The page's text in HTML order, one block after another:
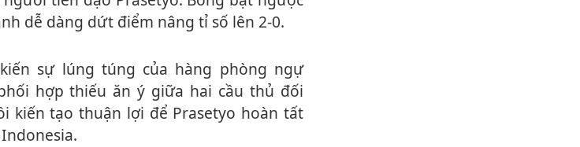
dễ dàng dứt điểm nâng tỉ số lên 2-0.
hợp thiếu ăn ý giữa hai cầu thủ đối
kiến tạo thuận lợi để Prasetyo hoàn tất